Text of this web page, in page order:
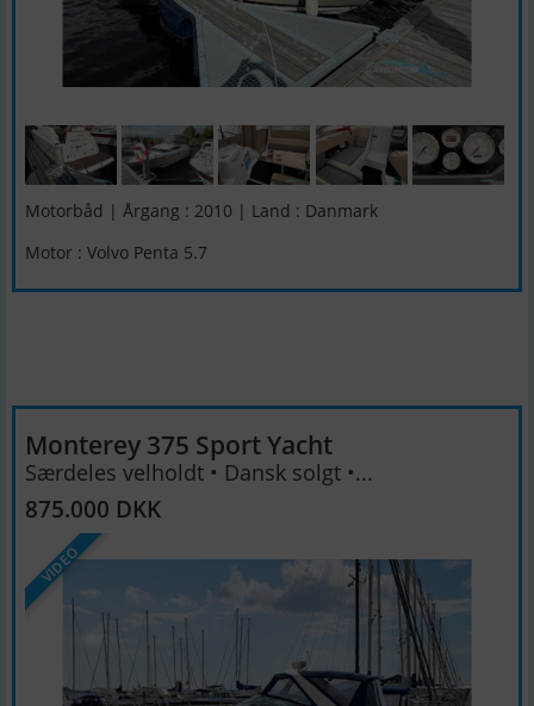
Motorbåd | Årgang : 2010 | Land : Danmark
Motor : Volvo Penta 5.7
Monterey 375 Sport Yacht
Særdeles velholdt • Dansk solgt •...
875.000 DKK
VIDEO